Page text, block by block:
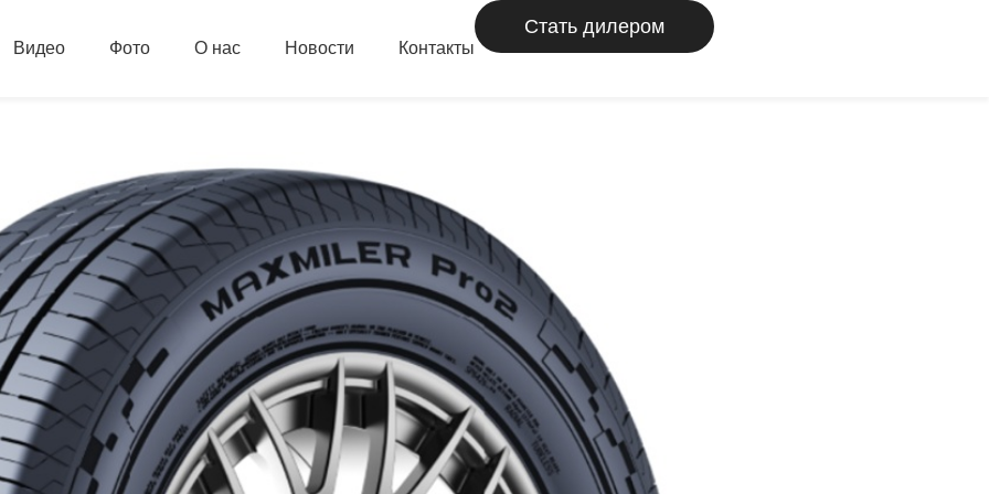
Видео Фото О нас Новости Контакты
Стать дилером